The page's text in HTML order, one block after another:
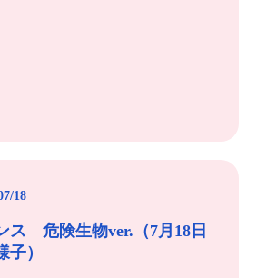
18
ス 危険生物ver.（7月18日
）